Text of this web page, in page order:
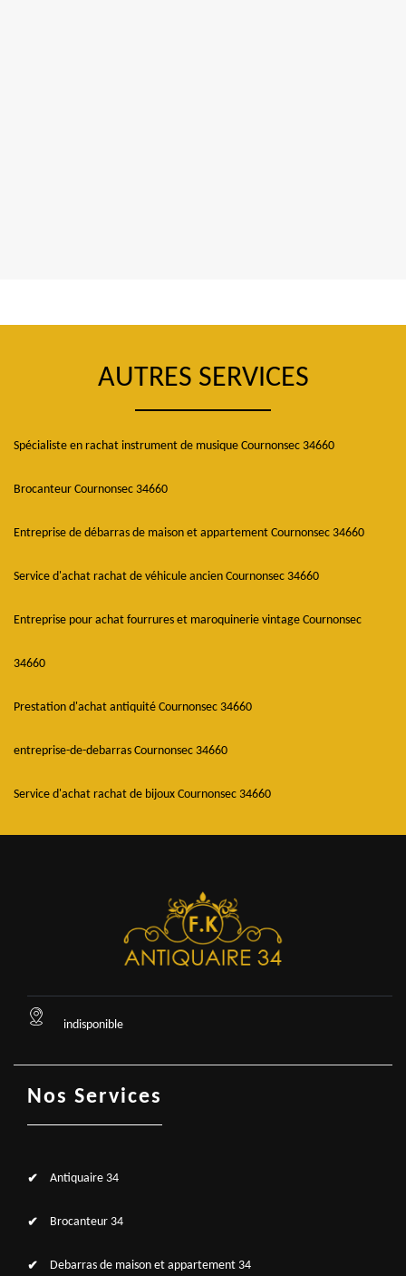
AUTRES SERVICES
Spécialiste en rachat instrument de musique Cournonsec 34660
Brocanteur Cournonsec 34660
Entreprise de débarras de maison et appartement Cournonsec 34660
Service d'achat rachat de véhicule ancien Cournonsec 34660
Entreprise pour achat fourrures et maroquinerie vintage Cournonsec
34660
Prestation d'achat antiquité Cournonsec 34660
entreprise-de-debarras Cournonsec 34660
Service d'achat rachat de bijoux Cournonsec 34660
indisponible
Nos Services
Antiquaire 34
Brocanteur 34
Debarras de maison et appartement 34